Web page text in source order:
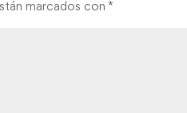
marcados con*